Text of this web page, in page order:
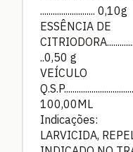
.......................... 0,10g
ESSÊNCIA DE
..0,50 g
VEÍCULO
100,00ML
Indicações:
LARVICIDA,